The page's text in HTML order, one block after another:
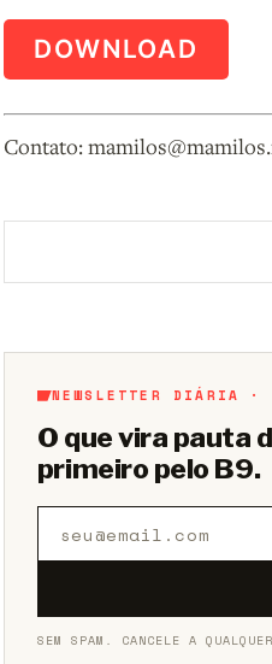
DOWNLOAD
Contato:
NEWSLETTER DIÁRIA ·
O que vira pauta
primeiro pelo B9.
SEM SPAM. CANCELE A